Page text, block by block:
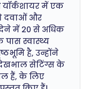
में एक
दवाओं और
देने में 20 से अधिक
स्वास्थ्य
है, उन्होंने
सेटिंग्स के
हैं, के लिए